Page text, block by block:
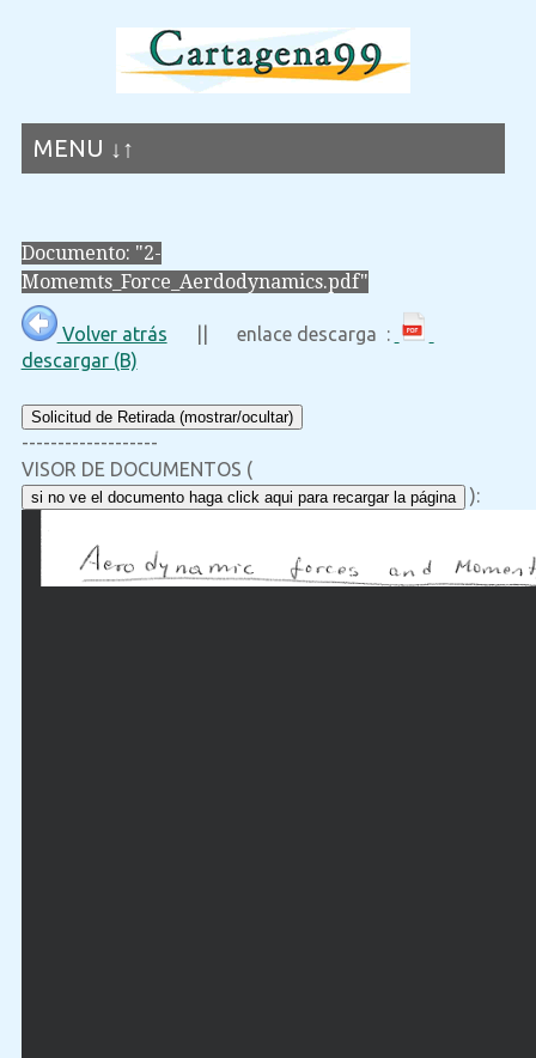
MENU ↓↑
Documento: "2-
Momemts_Force_Aerdodynamics.pdf"
Volver atrás || enlace descarga :
descargar (B)
Solicitud de Retirada (mostrar/ocultar)
-------------------
VISOR DE DOCUMENTOS (
si no ve el documento haga click aqui para recargar la página ):